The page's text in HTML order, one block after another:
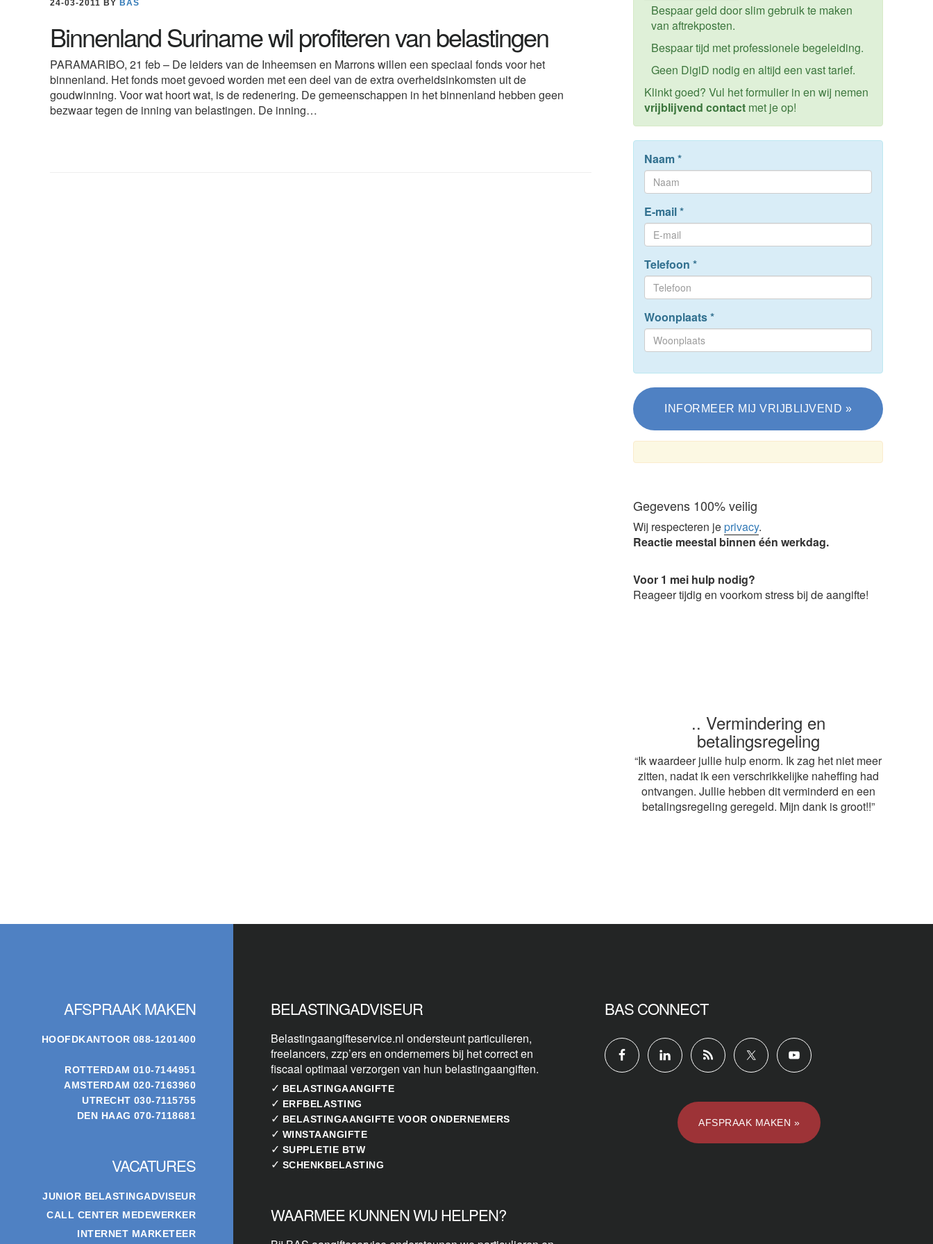
24-03-2011 BY BAS
Binnenland Suriname wil profiteren van belastingen
PARAMARIBO, 21 feb – De leiders van de Inheemsen en Marrons willen een speciaal fonds voor het
binnenland. Het fonds moet gevoed worden met een deel van de extra overheidsinkomsten uit de
goudwinning. Voor wat hoort wat, is de redenering. De gemeenschappen in het binnenland hebben geen
bezwaar tegen de inning van belastingen. De inning…
Bespaar geld door slim gebruik te maken
van aftrekposten.
Bespaar tijd met professionele begeleiding.
Geen DigiD nodig en altijd een vast tarief.
Klinkt goed? Vul het formulier in en wij nemen
vrijblijvend contact met je op!
Naam*
E-mail*
Telefoon *
Woonplaats*
Gegevens 100% veilig
Wij respecteren jeprivacy.
Reactie meestal binnen één werkdag.
Voor 1 mei hulp nodig?
Reageer tijdig en voorkom stress bij de aangifte!
.. Vermindering en
betalingsregeling
“Ik waardeer jullie hulp enorm. Ik zag het niet meer
zitten, nadat ik een verschrikkelijke naheffing had
ontvangen. Jullie hebben dit verminderd en een
betalingsregeling geregeld. Mijn dank is groot!!”
.. Snelle service
“ Heel erg bedankt voor de snelle afwikkeling van
mijn aangifte. Op advies van mijn buurvrouw heb ik
gebruik gemaakt van jullie diensten. De adviseur
mag volgend jaar weer terugkomen! Grt.
AFSPRAAK MAKEN
HOOFDKANTOOR 088-1201400
ROTTERDAM 010-7144951
AMSTERDAM 020-7163960
UTRECHT 030-7115755
DEN HAAG 070-7118681
VACATURES
JUNIOR BELASTINGADVISEUR
CALL CENTER MEDEWERKER
INTERNET MARKETEER
BELASTINGADVISEUR
Belastingaangifteservice.nl ondersteunt particulieren,
freelancers, zzp’ers en ondernemers bij het correct en
fiscaal optimaal verzorgen van hun belastingaangiften.
✓ BELASTINGAANGIFTE
✓ ERFBELASTING
✓ BELASTINGAANGIFTE VOOR ONDERNEMERS
✓ WINSTAANGIFTE
✓ SUPPLETIE BTW
✓ SCHENKBELASTING
WAARMEE KUNNEN WIJ HELPEN?
BAS CONNECT
AFSPRAAK MAKEN »